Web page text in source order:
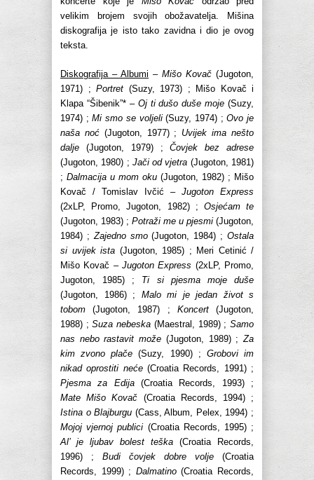
velikim brojem svojih obožavatelja. Mišina
diskografija je isto tako zavidna i dio je ovog
teksta.
Diskografija – Albumi – Mišo Kovač (Jugoton,
1971) ; Portret (Suzy, 1973) ; Mišo Kovač i
Klapa “Šibenik”* – Oj ti dušo duše moje (Suzy,
1974) ;Mi smo se voljeli(Suzy, 1974) ;Ovo je
naša noć(Jugoton, 1977) ; Uvijek ima nešto
dalje (Jugoton, 1979) ;Čovjek bez adrese
(Jugoton, 1980) ; Jači od vjetra (Jugoton, 1981)
; Dalmacija u mom oku (Jugoton, 1982) ; Mišo
Kovač / Tomislav Ivčić – Jugoton Express
(2xLP, Promo, Jugoton, 1982) ; Osjećam te
(Jugoton, 1983) ; Potraži me u pjesmi (Jugoton,
1984) ;Zajedno smo(Jugoton, 1984) ;Ostala
si uvijek ista (Jugoton, 1985) ; Meri Cetinić /
Mišo Kovač – Jugoton Express (2xLP, Promo,
Jugoton, 1985) ; Ti si pjesma moje duše
(Jugoton, 1986) ; Malo mi je jedan život s
tobom (Jugoton, 1987) ; Koncert(Jugoton,
1988) ;Suza nebeska (Maestral, 1989) ;Samo
nas nebo rastavit može (Jugoton, 1989) ;Za
kim zvono plače (Suzy, 1990) ; Grobovi im
nikad oprostiti neće(Croatia Records, 1991) ;
Pjesma za Edija(Croatia Records, 1993) ;
Mate Mišo Kovač (Croatia Records, 1994) ;
Istina o Blajburgu (Cass, Album, Pelex, 1994) ;
Mojoj vjernoj publici (Croatia Records, 1995) ;
Al’ je ljubav bolest teška (Croatia Records,
1996) ; Budi čovjek dobre volje (Croatia
Records, 1999) ; Dalmatino(Croatia Records,